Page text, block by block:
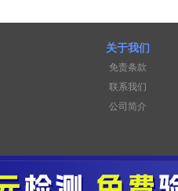
关于我们
免责条款
联系我们
公司简介